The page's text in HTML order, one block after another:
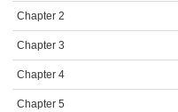
Chapter 2
Chapter 3
Chapter 4
Chapter 5